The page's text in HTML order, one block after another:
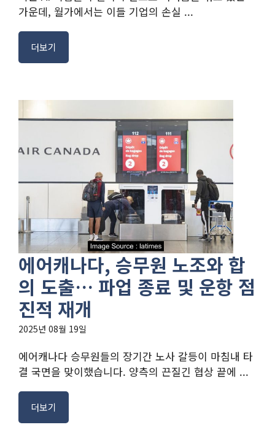
가운데, 월가에서는 이들 기업의 손실 ...
더보기
에어캐나다, 승무원 노조와 합
의 도출… 파업 종료 및 운항 점
진적 재개
2025년 08월 19일
에어캐나다 승무원들의 장기간 노사 갈등이 마침내 타
결 국면을 맞이했습니다. 양측의 끈질긴 협상 끝에 ...
더보기